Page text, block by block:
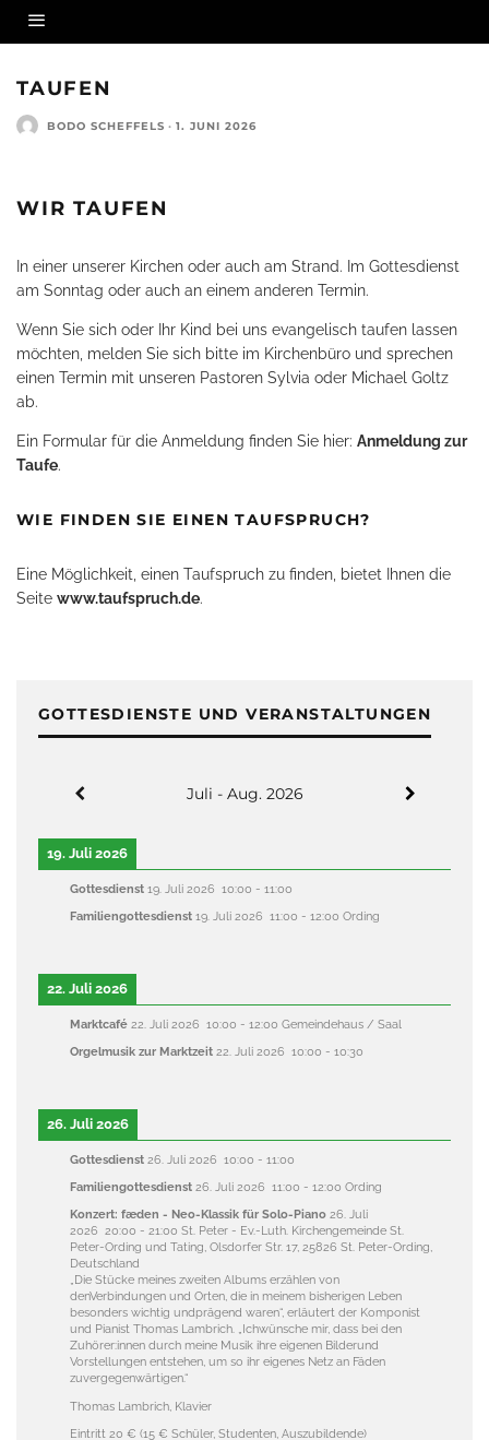
TAUFEN
BODO SCHEFFELS · 1. JUNI 2026
WIR TAUFEN
In einer unserer Kirchen oder auch am Strand. Im Gottesdienst
am Sonntag oder auch an einem anderen Termin.
Wenn Sie sich oder Ihr Kind bei uns evangelisch taufen lassen
möchten, melden Sie sich bitte im Kirchenbüro und sprechen
einen Termin mit unseren Pastoren Sylvia oder Michael Goltz
ab.
Ein Formular für die Anmeldung finden Sie hier: Anmeldung zur
Taufe.
WIE FINDEN SIE EINEN TAUFSPRUCH?
Eine Möglichkeit, einen Taufspruch zu finden, bietet Ihnen die
Seite www.taufspruch.de.
GOTTESDIENSTE UND VERANSTALTUNGEN
Juli - Aug. 2026
19. Juli 2026
Gottesdienst 19. Juli 2026 10:00 - 11:00
Familiengottesdienst 19. Juli 2026 11:00 - 12:00 Ording
22. Juli 2026
Marktcafé 22. Juli 2026 10:00 - 12:00 Gemeindehaus / Saal
Orgelmusik zur Marktzeit 22. Juli 2026 10:00 - 10:30
26. Juli 2026
Gottesdienst 26. Juli 2026 10:00 - 11:00
Familiengottesdienst 26. Juli 2026 11:00 - 12:00 Ording
Konzert: fæden - Neo-Klassik für Solo-Piano 26. Juli
2026
20:00 - 21:00 St. Peter - Ev.-Luth. Kirchengemeinde St.
Peter-Ording und Tating, Olsdorfer Str. 17, 25826 St. Peter-Ording,
Deutschland
„Die Stücke meines zweiten Albums erzählen von
denVerbindungen und Orten, die in meinem bisherigen Leben
besonders wichtig undprägend waren“, erläutert der Komponist
und Pianist Thomas Lambrich. „Ichwünsche mir, dass bei den
Zuhörer:innen durch meine Musik ihre eigenen Bilderund
Vorstellungen entstehen, um so ihr eigenes Netz an Fäden
zuvergegenwärtigen.“
Thomas Lambrich, Klavier
Eintritt 20 € (15 € Schüler, Studenten, Auszubildende)